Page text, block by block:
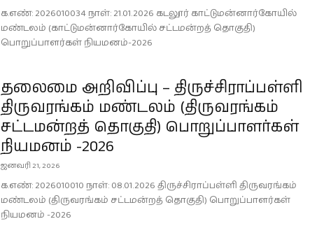
க.எண்: 2026010034 நாள்: 21.01.2026 கடலூர் காட்டுமன்னார்கோயில்
மண்டலம் (காட்டுமன்னார்கோயில் சட்டமன்றத் தொகுதி)
பொறுப்பாளர்கள் நியமனம்-2026
தலைமை அறிவிப்பு – திருச்சிராப்பள்ளி
திருவரங்கம் மண்டலம் (திருவரங்கம்
சட்டமன்றத் தொகுதி) பொறுப்பாளர்கள்
நியமனம் -2026
ஜனவரி 21, 2026
க.எண்: 2026010010 நாள்: 08.01.2026 திருச்சிராப்பள்ளி திருவரங்கம்
மண்டலம் (திருவரங்கம் சட்டமன்றத் தொகுதி) பொறுப்பாளர்கள்
நியமனம் -2026